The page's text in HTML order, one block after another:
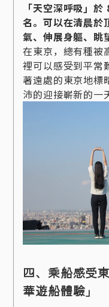
「天空深呼吸」
名。可以在清晨於
氣、伸展身軀、眺
在東京，總有種被
裡可以感受到平常
著遠處的東京地標
沛的迎接嶄新的一
四、乘船感受
華遊船體驗」